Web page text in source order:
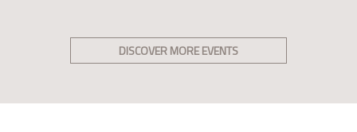
DISCOVER MORE EVENTS